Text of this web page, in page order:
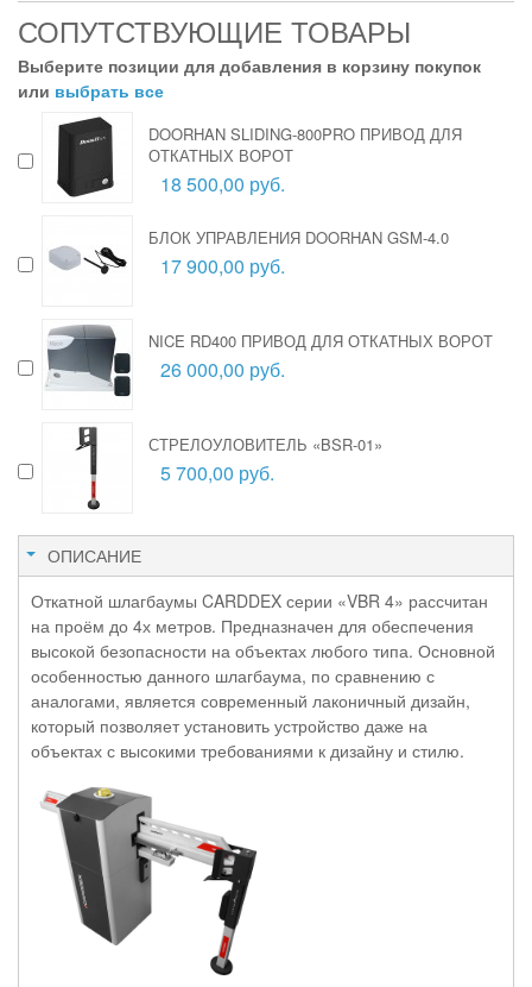
СОПУТСТВУЮЩИЕ ТОВАРЫ
Выберите позиции для добавления в корзину покупок
или выбрать все
DOORHAN SLIDING-800PRO ПРИВОД ДЛЯ
ОТКАТНЫХ ВОРОТ
18 500,00 руб.
БЛОК УПРАВЛЕНИЯ DOORHAN GSM-4.0
17 900,00 руб.
NICE RD400 ПРИВОД ДЛЯ ОТКАТНЫХ ВОРОТ
26 000,00 руб.
СТРЕЛОУЛОВИТЕЛЬ «BSR-01»
5 700,00 руб.
ОПИСАНИЕ
Откатной шлагбаумы CARDDEX серии «VBR 4» рассчитан
на проём до 4х метров. Предназначен для обеспечения
высокой безопасности на объектах любого типа. Основной
особенностью данного шлагбаума, по сравнению с
аналогами, является современный лаконичный дизайн,
который позволяет установить устройство даже на
объектах с высокими требованиями к дизайну и стилю.